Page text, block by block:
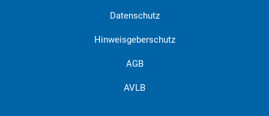
Datenschutz
Hinweisgeberschutz
AGB
AVLB